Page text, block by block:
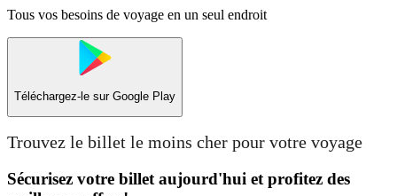
Tous vos besoins de voyage en un seul endroit
Téléchargez-le sur Google Play
Trouvez le billet le moins cher pour votre voyage
Sécurisez votre billet aujourd'hui et profitez des